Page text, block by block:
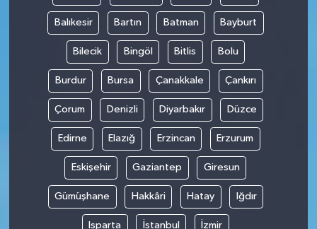
Balıkesir Bartın Batman Bayburt
Bilecik Bingöl Bitlis Bolu
Burdur Bursa Çanakkale Çankırı
Çorum Denizli Diyarbakır Düzce
Edirne Elazığ Erzincan Erzurum
Eskişehir Gaziantep Giresun
Gümüşhane Hakkâri Hatay Iğdır
Isparta İstanbul İzmir